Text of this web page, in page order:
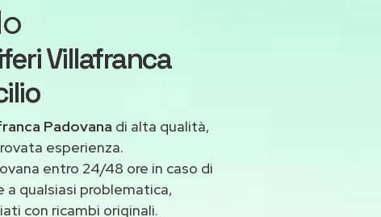
Villafranca
Padovana di alta qualità,
esperienza.
entro 24/48 ore in caso di
a qualsiasi problematica,
con ricambi originali.